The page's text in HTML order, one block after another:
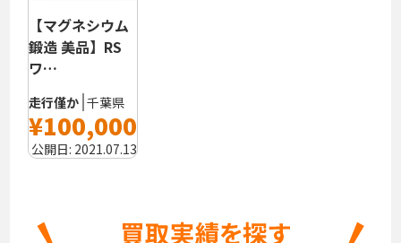
【マグネシウム
鍛造 美品】RS
ワ…
走行僅か 千葉県
¥100,000
公開日: 2021.07.13